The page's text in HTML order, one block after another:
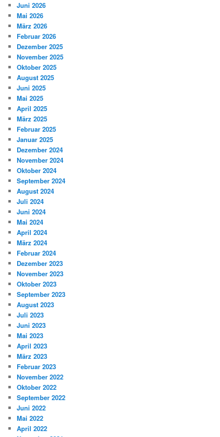
Juni 2026
Mai 2026
März 2026
Februar 2026
Dezember 2025
November 2025
Oktober 2025
August 2025
Juni 2025
Mai 2025
April 2025
März 2025
Februar 2025
Januar 2025
Dezember 2024
November 2024
Oktober 2024
September 2024
August 2024
Juli 2024
Juni 2024
Mai 2024
April 2024
März 2024
Februar 2024
Dezember 2023
November 2023
Oktober 2023
September 2023
August 2023
Juli 2023
Juni 2023
Mai 2023
April 2023
März 2023
Februar 2023
November 2022
Oktober 2022
September 2022
Juni 2022
Mai 2022
April 2022